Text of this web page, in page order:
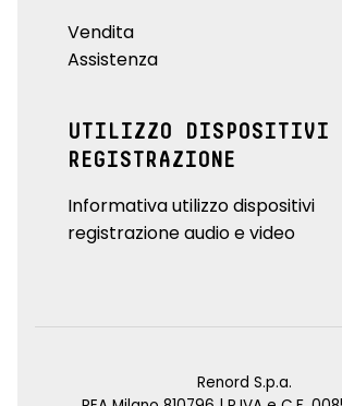
Vendita
Assistenza
UTILIZZO DISPOSITIVI
REGISTRAZIONE
Informativa utilizzo dispositivi
registrazione audio e video
Renord S.p.a.